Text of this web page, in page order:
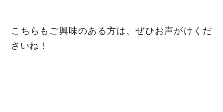
こちらもご興味のある方は、ぜひお声がけくだ
さいね！